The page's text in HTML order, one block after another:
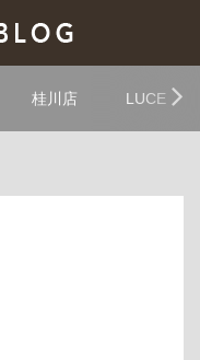
桂川店 LUCE